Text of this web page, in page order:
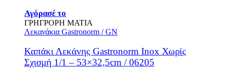
Αγόρασέ το
ΓΡΗΓΡΟΡΗ ΜΑΤΙΑ
Λεκανάκια Gastronorm / GN
Καπάκι Λεκάνης Gastronorm Inox Χωρίς
Σχισμή 1/1 – 53×32,5cm / 06205